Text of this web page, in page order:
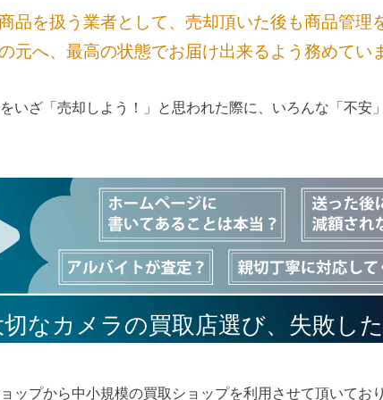
品を扱う業者として、売却頂いた後も商品管理
元へ、最高の状態でお届け出来るよう務めてい
いざ「売却しよう！」と思われた際に、いろんな「不安
切なカメラの買取店選び、 失敗し
ップから中小規模の買取ショップを利用させて頂いてお